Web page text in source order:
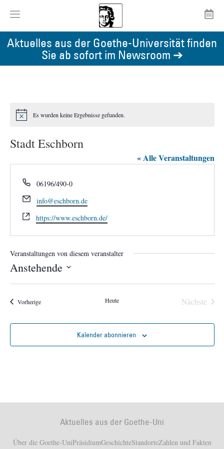
Aktuelles aus der Goethe-Universität finden
Sie ab sofort im Newsroom ➔
HinweisEs wurden keine Ergebnisse gefunden.
Stadt Eschborn
« Alle Veranstaltungen
Telefon
06196/490-0
Email
info@eschborn.de
Webseite
https://www.eschborn.de/
Veranstaltungen von diesem veranstalter
Anstehende
wählen.
VorherigeVeranstaltungen Heute Nächste
Kalender abonnieren
Aktuelles aus der Goethe-Uni
Über die Goethe-UniPräsidiumGeschichteStandorteZahlen und Fakten